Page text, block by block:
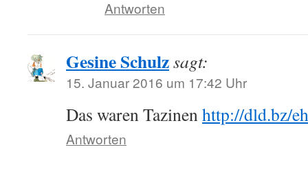
Antworten
Gesine Schulzsagt:
15. Januar 2016 um 17:42 Uhr
Das waren Tazinenhttp://dld.bz/
Antworten